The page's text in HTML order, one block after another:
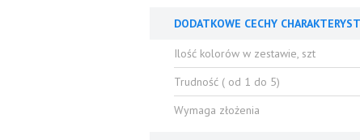
DODATKOWE CECHY
Ilość kolorów w zestawie, szt
Trudność ( od 1 do 5)
Wymaga złożenia